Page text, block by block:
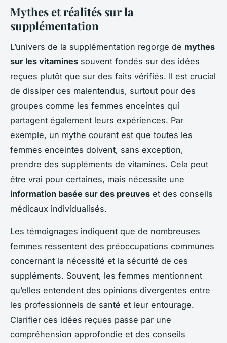
Mythes et réalités sur la
supplémentation
L’univers de la supplémentation regorge de mythes
sur les vitamines souvent fondés sur des idées
reçues plutôt que sur des faits vérifiés. Il est crucial
de dissiper ces malentendus, surtout pour des
groupes comme les femmes enceintes qui
partagent également leurs expériences. Par
exemple, un mythe courant est que toutes les
femmes enceintes doivent, sans exception,
prendre des suppléments de vitamines. Cela peut
être vrai pour certaines, mais nécessite une
information basée sur des preuves et des conseils
médicaux individualisés.
Les témoignages indiquent que de nombreuses
femmes ressentent des préoccupations communes
concernant la nécessité et la sécurité de ces
suppléments. Souvent, les femmes mentionnent
qu’elles entendent des opinions divergentes entre
les professionnels de santé et leur entourage.
Clarifier ces idées reçues passe par une
compréhension approfondie et des conseils